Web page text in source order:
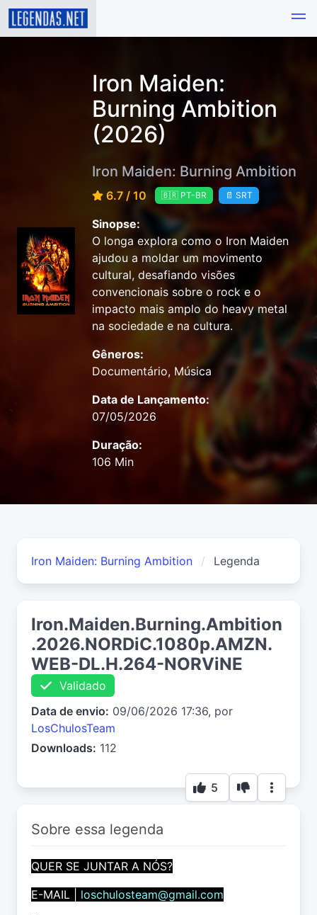
Iron Maiden:
Burning Ambition
(2026)
Iron Maiden: Burning Ambition
6.7 / 10 🇧🇷 PT-BR 📄 SRT
Sinopse:
O longa explora como o Iron Maiden
ajudou a moldar um movimento
cultural, desafiando visões
convencionais sobre o rock e o
impacto mais amplo do heavy metal
na sociedade e na cultura.
Gêneros:
Documentário, Música
Data de Lançamento:
07/05/2026
Duração:
106 Min
Iron Maiden: Burning Ambition Legenda
Iron.Maiden.Burning.Ambition
.2026.NORDiC.1080p.AMZN.
WEB-DL.H.264-NORViNE
Validado
Data de envio: 09/06/2026 17:36, por
LosChulosTeam
Downloads: 112
5
Sobre essa legenda
QUER SE JUNTAR A NÓS?
E-MAIL | loschulosteam@gmail.com